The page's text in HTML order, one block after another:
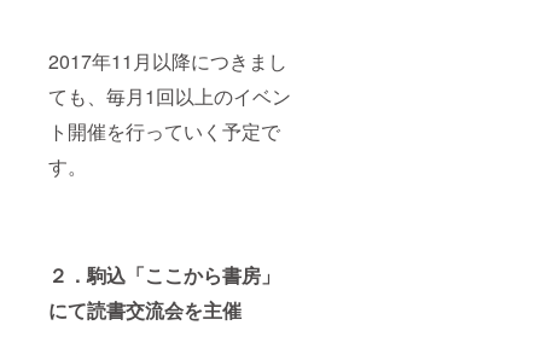
2017年11月以降につきまし
ても、毎月1回以上のイベン
ト開催を行っていく予定で
す。
２．駒込「ここから書房」
にて読書交流会を主催